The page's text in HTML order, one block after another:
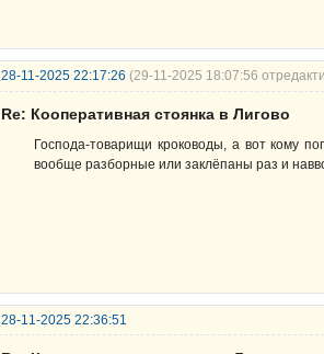
28-11-2025 22:17:26 (29-11-2025 18:07:56
Re: Кооперативная стоянка в Лигово
Господа-товарищи кроководы, а вот кому
вообще разборные или заклёпаны раз и
28-11-2025 22:36:51